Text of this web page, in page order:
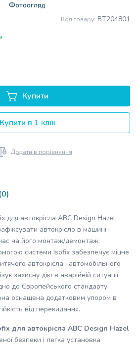
Фотоогляд
Код товару: BT204801
Купити
Купити в 1 клік
Додати в порівняння
для автокрісла ABC Design Hazel
автокрісло в машині і
на його монтаж/демонтаж.
системи Isofix забезпечує міцне
автокрісла і автомобільного
захисну дію в аварійній ситуації.
до Європейського стандарту
оснащена додатковим упором в
від перекидання.
для автокрісла ABC Design Hazel
безпеки і легка установка